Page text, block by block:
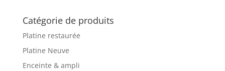
Catégorie de produits
Platine restaurée
Platine Neuve
Enceinte & ampli